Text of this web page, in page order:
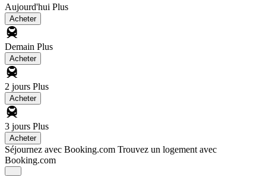
Aujourd'hui Plus
Acheter
Demain Plus
Acheter
2 jours Plus
Acheter
3 jours Plus
Acheter
Séjournez avec Booking.com Trouvez un logement avec
Booking.com